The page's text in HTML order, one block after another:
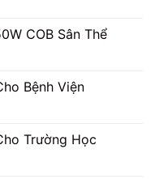
COB Sân Thể
Bệnh Viện
Trường Học